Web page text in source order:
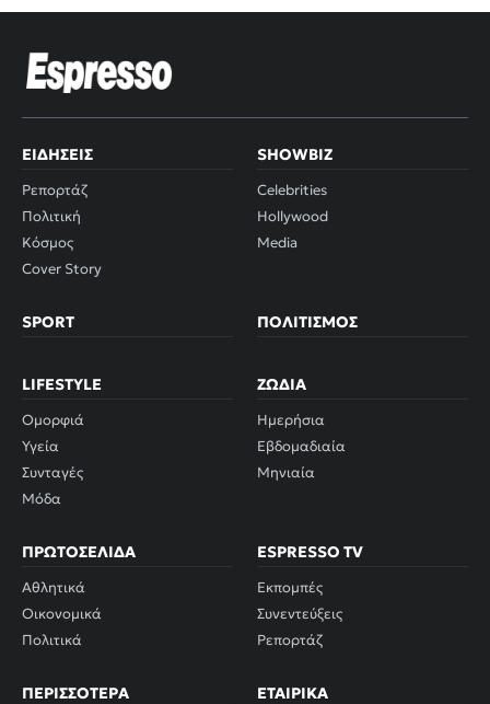
ΕΙΔΉΣΕΙΣ
Ρεπορτάζ
Πολιτική
Κόσμος
Cover Story
SHOWBIZ
Celebrities
Hollywood
Media
SPORT ΠΟΛΙΤΙΣΜΌΣ
LIFESTYLE
Ομορφιά
Υγεία
Συνταγές
Μόδα
ΖΏΔΙΑ
Ημερήσια
Εβδομαδιαία
Μηνιαία
ΠΡΩΤΟΣΈΛΙΔΑ
Αθλητικά
Οικονομικά
Πολιτικά
ESPRESSO TV
Εκπομπές
Συνεντεύξεις
Ρεπορτάζ
ΠΕΡΙΣΣΌΤΕΡΑ ΕΤΑΙΡΙΚΆ